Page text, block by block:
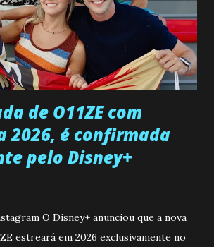
se livrar de todas as suspeitas pelo
Francisco, apontando que ele poderia
fúria de Gabriel. Artur informa a Gabriel
por engano outra paciente, que está
de O11ZE com
2026, é confirmada
pelo Disney+
O Disney+ anunciou que a nova
estreará em 2026 exclusivamente no